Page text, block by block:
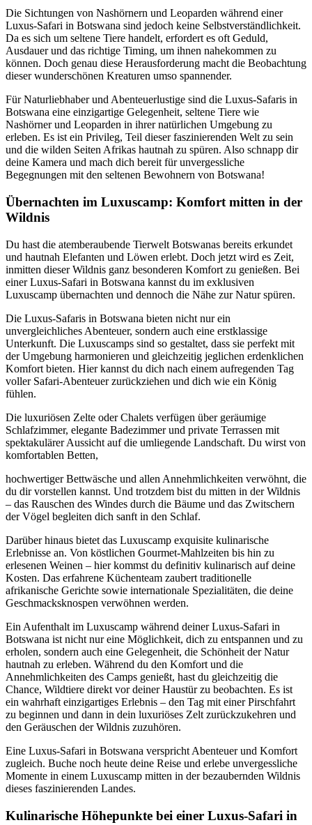
Die Sichtungen von Nashörnern und Leoparden während einer
Luxus-Safari in Botswana sind jedoch keine Selbstverständlichkeit.
Da es sich um seltene Tiere handelt, erfordert es oft Geduld,
Ausdauer und das richtige Timing, um ihnen nahekommen zu
können. Doch genau diese Herausforderung macht die Beobachtung
dieser wunderschönen Kreaturen umso spannender.
Für Naturliebhaber und Abenteuerlustige sind die Luxus-Safaris in
Botswana eine einzigartige Gelegenheit, seltene Tiere wie
Nashörner und Leoparden in ihrer natürlichen Umgebung zu
erleben. Es ist ein Privileg, Teil dieser faszinierenden Welt zu sein
und die wilden Seiten Afrikas hautnah zu spüren. Also schnapp dir
deine Kamera und mach dich bereit für unvergessliche
Begegnungen mit den seltenen Bewohnern von Botswana!
Übernachten im Luxuscamp: Komfort mitten in der
Wildnis
Du hast die atemberaubende Tierwelt Botswanas bereits erkundet
und hautnah Elefanten und Löwen erlebt. Doch jetzt wird es Zeit,
inmitten dieser Wildnis ganz besonderen Komfort zu genießen. Bei
einer Luxus-Safari in Botswana kannst du im exklusiven
Luxuscamp übernachten und dennoch die Nähe zur Natur spüren.
Die Luxus-Safaris in Botswana bieten nicht nur ein
unvergleichliches Abenteuer, sondern auch eine erstklassige
Unterkunft. Die Luxuscamps sind so gestaltet, dass sie perfekt mit
der Umgebung harmonieren und gleichzeitig jeglichen erdenklichen
Komfort bieten. Hier kannst du dich nach einem aufregenden Tag
voller Safari-Abenteuer zurückziehen und dich wie ein König
fühlen.
Die luxuriösen Zelte oder Chalets verfügen über geräumige
Schlafzimmer, elegante Badezimmer und private Terrassen mit
spektakulärer Aussicht auf die umliegende Landschaft. Du wirst von
komfortablen Betten,
hochwertiger Bettwäsche und allen Annehmlichkeiten verwöhnt, die
du dir vorstellen kannst. Und trotzdem bist du mitten in der Wildnis
– das Rauschen des Windes durch die Bäume und das Zwitschern
der Vögel begleiten dich sanft in den Schlaf.
Darüber hinaus bietet das Luxuscamp exquisite kulinarische
Erlebnisse an. Von köstlichen Gourmet-Mahlzeiten bis hin zu
erlesenen Weinen – hier kommst du definitiv kulinarisch auf deine
Kosten. Das erfahrene Küchenteam zaubert traditionelle
afrikanische Gerichte sowie internationale Spezialitäten, die deine
Geschmacksknospen verwöhnen werden.
Ein Aufenthalt im Luxuscamp während deiner Luxus-Safari in
Botswana ist nicht nur eine Möglichkeit, dich zu entspannen und zu
erholen, sondern auch eine Gelegenheit, die Schönheit der Natur
hautnah zu erleben. Während du den Komfort und die
Annehmlichkeiten des Camps genießt, hast du gleichzeitig die
Chance, Wildtiere direkt vor deiner Haustür zu beobachten. Es ist
ein wahrhaft einzigartiges Erlebnis – den Tag mit einer Pirschfahrt
zu beginnen und dann in dein luxuriöses Zelt zurückzukehren und
den Geräuschen der Wildnis zuzuhören.
Eine Luxus-Safari in Botswana verspricht Abenteuer und Komfort
zugleich. Buche noch heute deine Reise und erlebe unvergessliche
Momente in einem Luxuscamp mitten in der bezaubernden Wildnis
dieses faszinierenden Landes.
Kulinarische Höhepunkte bei einer Luxus-Safari in